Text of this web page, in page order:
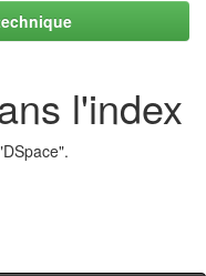
l'index